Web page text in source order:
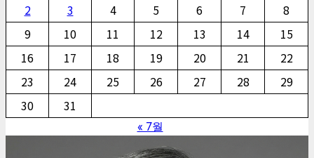
2
3 4 5 6 7
8
9
10 11 12 13 14
15
16
17 18 19 20 21
22
23
24 25 26 27 28
29
30
31
« 7월